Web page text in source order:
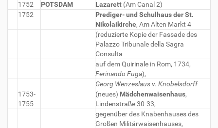
1752 POTSDAM Lazarett (Am Canal 2)
1752
Prediger- und Schulhaus der St.
Nikolaikirche, Am Alten Markt 4
(reduzierte Kopie der Fassade des
Palazzo Tribunale della Sagra
Consulta
auf dem Quirinale in Rom, 1734,
Ferinando Fuga),
Georg Wenzeslaus v. Knobelsdorff
1753-
1755
(neues) Mädchenwaisenhaus,
Lindenstraße 30-33,
gegenüber des Knabenhauses des
Großen Militärwaisenhauses,